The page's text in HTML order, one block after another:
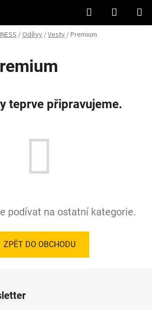
Hledat
KOŠÍK
/Oděvy/Vesty/Premium
teprve připravujeme.
podívat na ostatní kategorie.
ZPĚT DO OBCHODU